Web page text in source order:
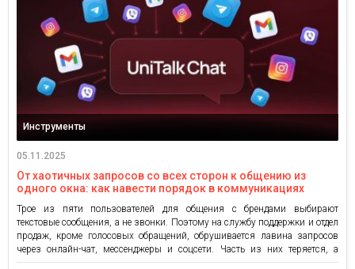
Инструменты
05.11.2025
От хаотичных запросов со всех сторон к общению из
одного окна: как навести порядок в коммуникациях
Трое из пяти пользователей для общения с брендами выбирают
текстовые сообщения, а не звонки. Поэтому на службу поддержки и отдел
продаж, кроме голосовых обращений, обрушивается лавина запросов
через онлайн-чат, мессенджеры и соцсети. Часть из них теряется, а
клиенты ждут и нервничают, что приводит к снижению лояльности,